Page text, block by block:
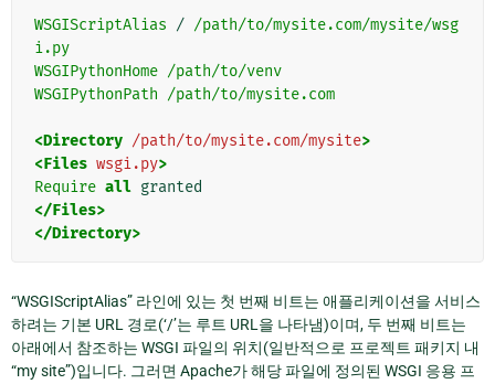
WSGIScriptAlias / /path/to/mysite.com/mysite/wsg
i.py
WSGIPythonHome /path/to/venv
WSGIPythonPath /path/to/mysite.com
<Directory /path/to/mysite.com/mysite>
<Files wsgi.py>
Require all
</Files>
</Directory>
“WSGIScriptAlias” 라인에 있는 첫 번째 비트는 애플리케이션을 서비스
하려는 기본 URL 경로(‘/’는 루트 URL을 나타냄)이며, 두 번째 비트는
아래에서 참조하는 WSGI 파일의 위치(일반적으로 프로젝트 패키지 내
“my site”)입니다. 그러면 Apache가 해당 파일에 정의된 WSGI 응용 프